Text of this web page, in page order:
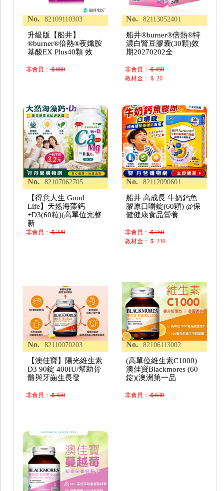
No. 82109110303
升級版【船井】
®burner®倍熱®夜孅胺
基酸EX Plus40顆 效
非會員：＄680
No. 82113052401
船井®burner®倍熱®特
濃白腎豆膠囊(30顆)效
期20270202全
非會員：＄450
教材金：＄ 20
No. 82107062705
【得意人生 Good
Life】天然海藻鈣
+D3(60粒)(高單位完整
新
非會員：＄220
No. 82112090601
船井 高成長 牛奶鈣魚
膠原口嚼錠(60顆) @保
健健康食品營養
非會員：＄750
教材金：＄ 230
No. 82110070203
【澳佳寶】陽光維生素
D3 90錠 400IU/幫助骨
骼與牙齒生長發
非會員：＄450
No. 82106113002
(高單位維生素C1000)
澳佳寶Blackmores (60
錠)(澳洲第一品
非會員：＄630